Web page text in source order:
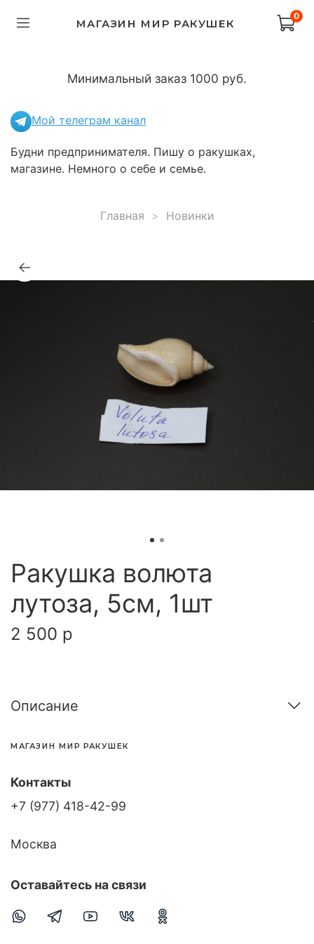
МАГАЗИН МИР РАКУШЕК
0
Минимальный заказ 1000 руб.
Мой телеграм канал
Будни предпринимателя. Пишу о ракушках,
магазине. Немного о себе и семье.
Главная Новинки
Ракушка волюта
лутоза, 5см, 1шт
2 500 р
Описание
МАГАЗИН МИР РАКУШЕК
Контакты
+7 (977) 418-42-99
Москва
Оставайтесь на связи